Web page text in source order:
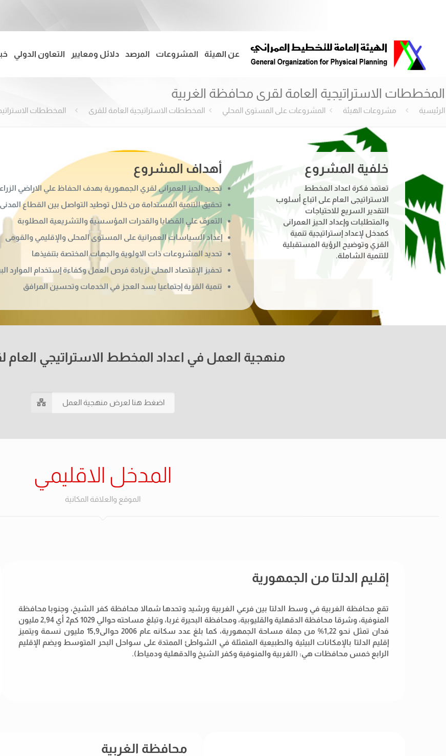
عن الهيئة المشروعات المرصد دلائل ومعايير التعاون الدولي
المخططات الاستراتيجية العامة لقرى محافظة الغربية
الرئيسية مشروعات الهيئة المشروعات على المستوى المحلي المخططات الاستراتيجية العامة للقرى المخططات
خلفية المشروع
تعتمد فكرة اعداد المخطط
الاستراتيجى العام على اتباع أسلوب
التقدير السريع للاحتياجات
والمتطلبات وإعداد الحيز العمرانى
كمدخل لإعداد إستراتيجية تنمية
القري وتوضيح الرؤية المستقبلية
للتنمية الشاملة.
أهداف المشروع
تحديد الحيز العمراني لقري الجمهورية بهدف الحفاظ علي الاراضي
تحقيق التنمية المستدامة من خلال توطيد التواصل بين القطاع المدنى
التعرف علي القضايا والقدرات المؤسسية والتشريعية المطلوبة
إعداد السياسات العمرانية على المستوى المحلى والإقليمي والقومى
تحديد المشروعات ذات الاولوية والجهات المختصة بتنفيذها
تحفيز الإقتصاد المحلى لزيادة فرص العمل وكفاءة إستخدام الموارد
تنمية القرية إجتماعيا بسد العجز في الخدمات وتحسين المرافق
منهجية العمل في اعداد المخطط الاستراتيجي العام
اضغط هنا لعرض منهجية العمل
المدخل الاقليمي
الموقع والعلاقة المكانية
إقليم الدلتا من الجمهورية
تقع محافظة الغربية في وسط الدلتا بين فرعي الغربية ورشيد وتحدها شمالا محافظة كفر الشيخ، وجنوبا محافظة
المنوفية، وشرقا محافظة الدقهلية والقليوبية، ومحافظة البحيرة غربا، وتبلغ مساحته حوالي 1029 كم2 أي 2,94 مليون
فدان تمثل نحو 1,22% من جملة مساحة الجمهورية، كما بلغ عدد سكانه عام 2006 حوالى15,9 مليون نسمة ويتميز
إقليم الدلتا بالإمكانات البيئية والطبيعية المتمثلة في الشواطئ الممتدة على سواحل البحر المتوسط ويضم الإقليم
الرابع خمس محافظات هي: (الغربية والمنوفية وكفر الشيخ والدقهلية ودمياط).
محافظة الغربية